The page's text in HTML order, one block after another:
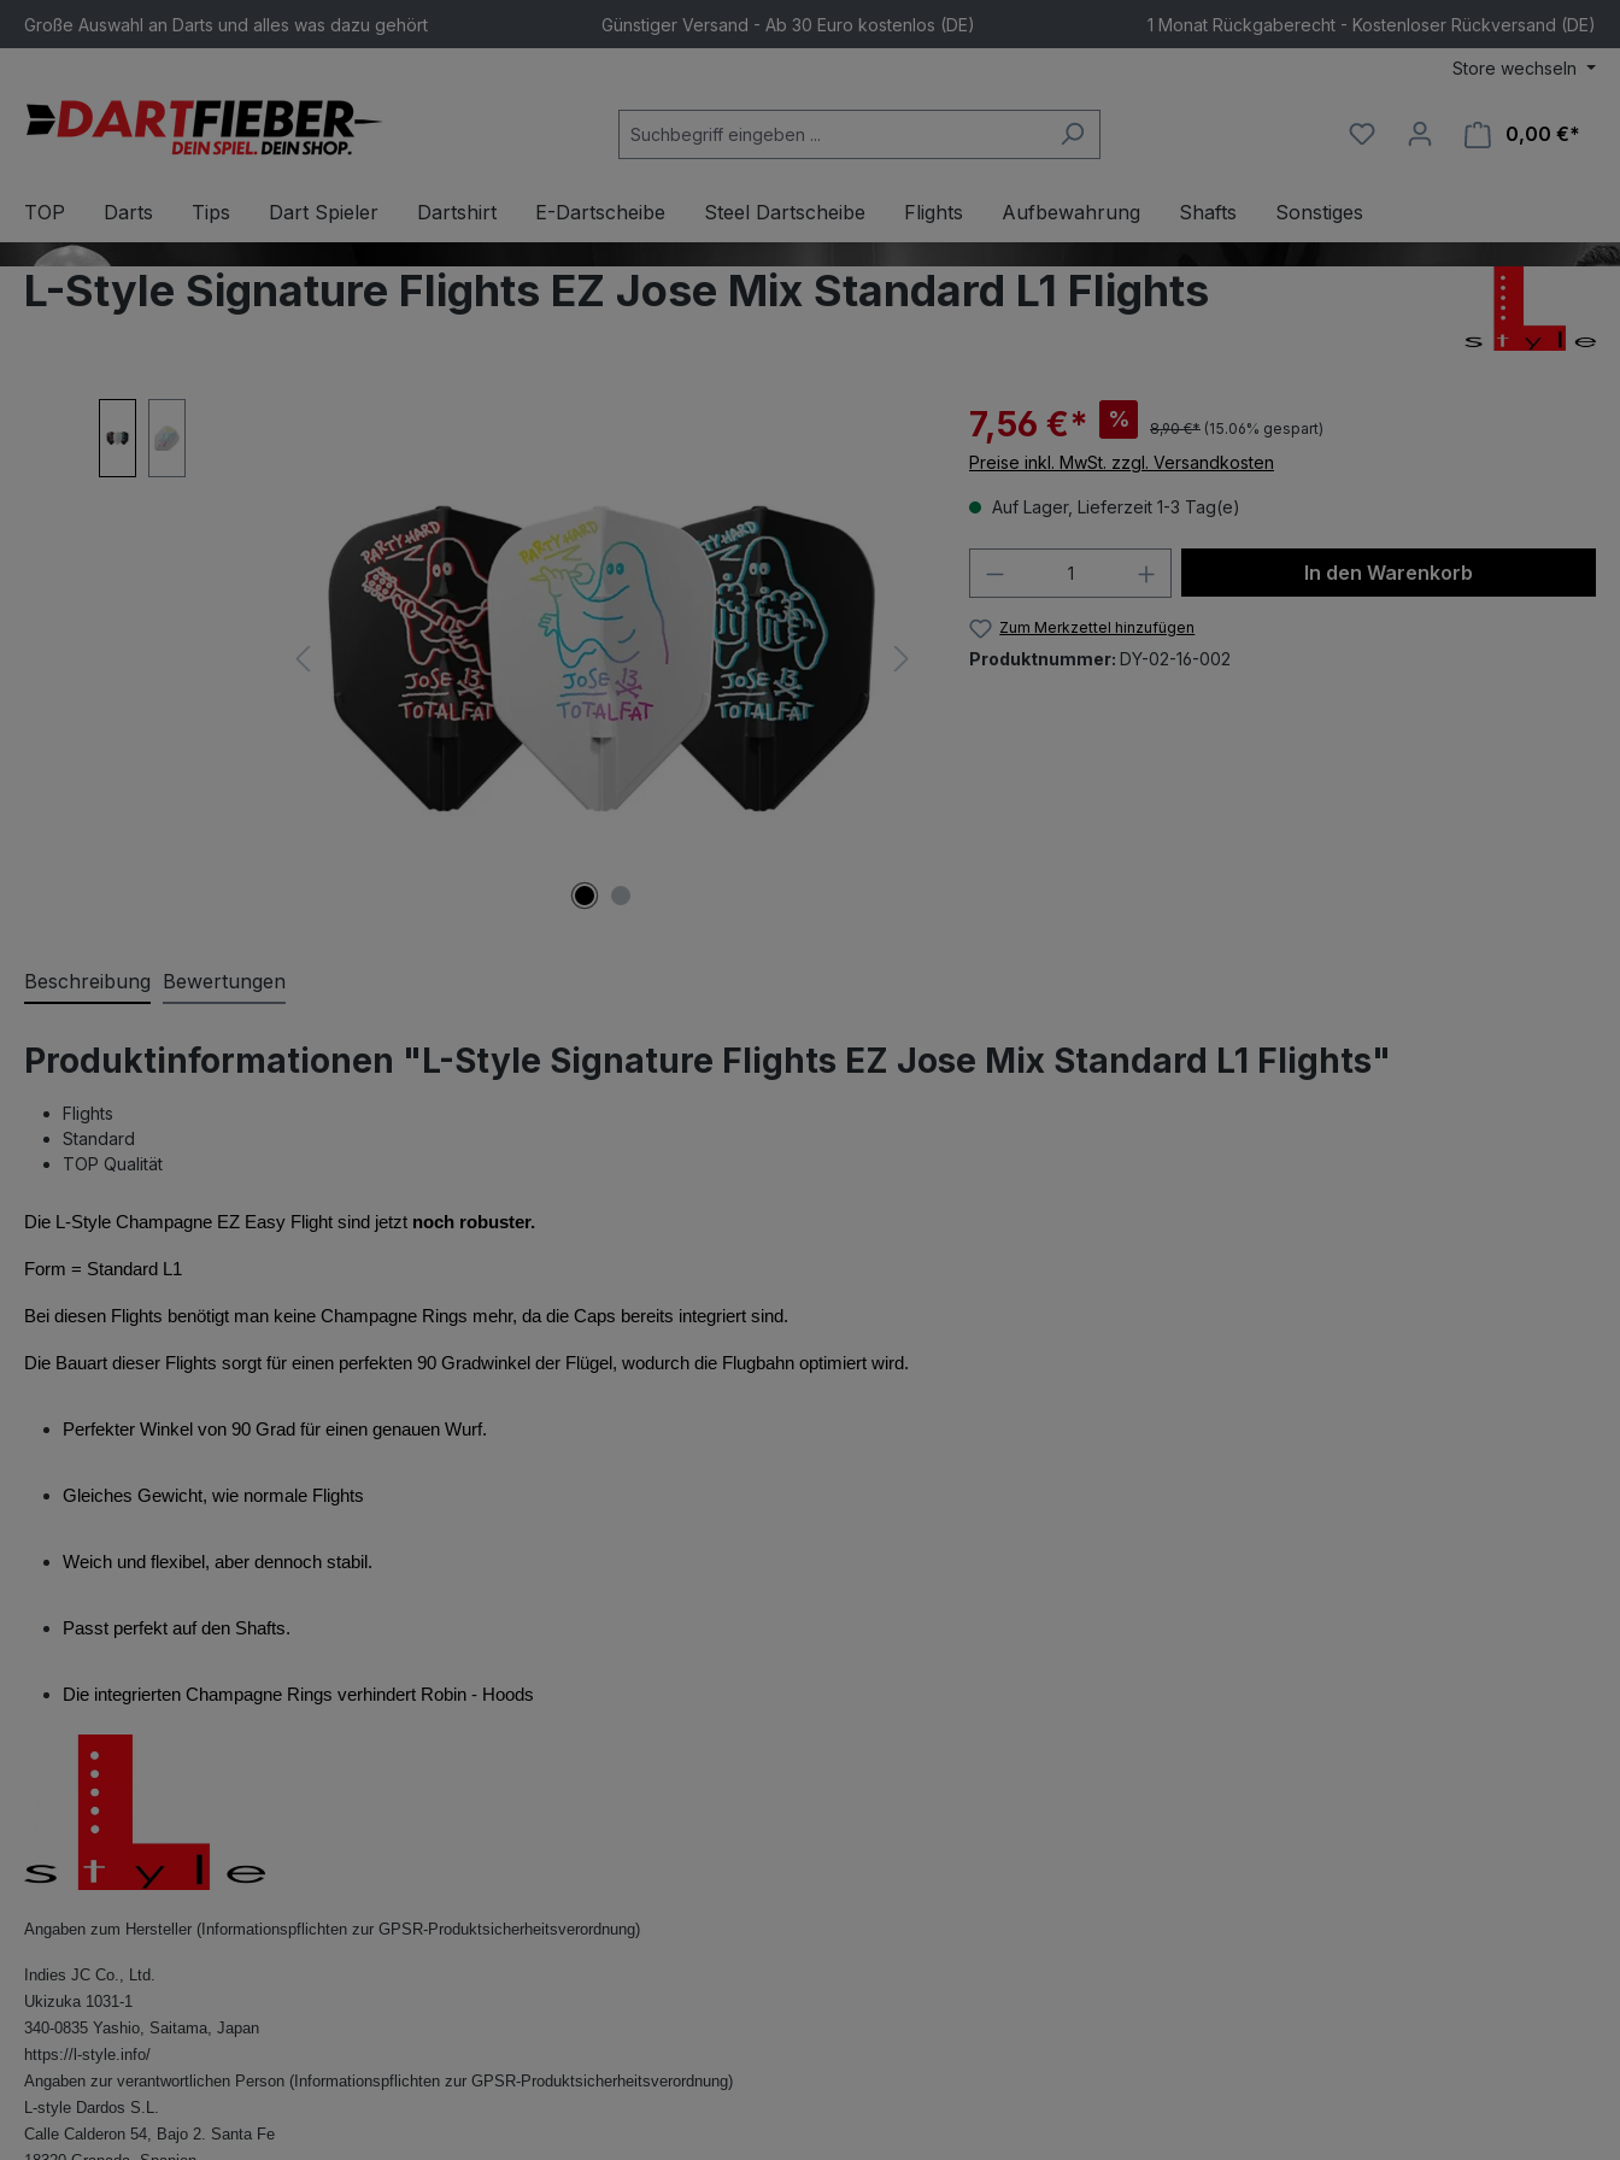
Zur Hauptnavigation springen
Große Auswahl an Darts und alles was dazu gehört Günstiger Versand - Ab 30 Euro kostenlos (DE) 1 Monat Rückgaberecht - Kostenloser Rückversand (DE)
Store wechseln
0,00 €*
TOP Darts Tips Dart Spieler Dartshirt E-Dartscheibe Steel Dartscheibe Flights Aufbewahrung Shafts Sonstiges
L-Style Signature Flights EZ Jose Mix Standard L1 Flights
7,56 €* % 8,90 €* (15.06% gespart)
Preise inkl. MwSt. zzgl. Versandkosten
Auf Lager, Lieferzeit 1-3 Tag(e)
Produkt Anzahl: Gib den gewünschten Wert
In den Warenkorb
Zum Merkzettel hinzufügen
Produktnummer: DY-02-16-002
Beschreibung Bewertungen
Produktinformationen "L-Style Signature Flights EZ Jose Mix Standard L1 Flights"
Flights
Standard
TOP Qualität
Die L-Style Champagne EZ Easy Flight sind jetzt noch robuster.
Form = Standard L1
Bei diesen Flights benötigt man keine Champagne Rings mehr, da die Caps bereits integriert sind.
Die Bauart dieser Flights sorgt für einen perfekten 90 Gradwinkel der Flügel, wodurch die Flugbahn optimiert wird.
Perfekter Winkel von 90 Grad für einen genauen Wurf.
Gleiches Gewicht, wie normale Flights
Weich und flexibel, aber dennoch stabil.
Passt perfekt auf den Shafts.
Die integrierten Champagne Rings verhindert Robin - Hoods
Angaben zum Hersteller (Informationspflichten zur GPSR-Produktsicherheitsverordnung)
Indies JC Co., Ltd.
Ukizuka 1031-1
340-0835 Yashio, Saitama, Japan
https://l-style.info/
Angaben zur verantwortlichen Person (Informationspflichten zur GPSR-Produktsicherheitsverordnung)
L-style Dardos S.L.
Calle Calderon 54, Bajo 2. Santa Fe